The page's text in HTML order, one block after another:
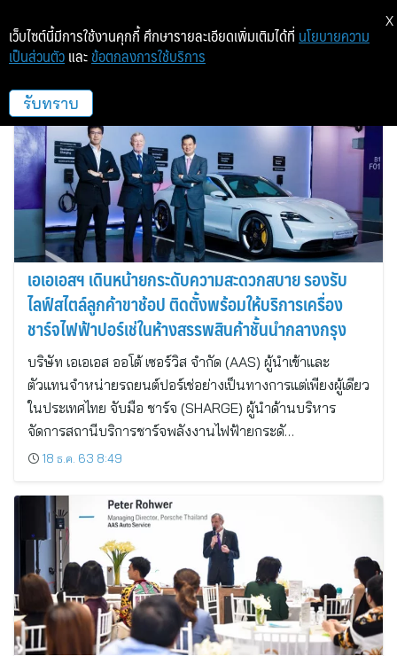
พอร์เชอ
เอเอเอสฯ เดินหน้ายกระดับความสะดวกสบาย รองรับ
ไลฟ์สไตล์ลูกค้าขาช้อป ติดตั้งพร้อมให้บริการเครื่อง
ชาร์จไฟฟ้าปอร์เช่ในห้างสรรพสินค้าชั้นนำกลางกรุง
บริษัท เอเอเอส ออโต้ เซอร์วิส จำกัด (AAS) ผู้นำเข้าและ
ตัวแทนจำหน่ายรถยนต์ปอร์เช่อย่างเป็นทางการแต่เพียงผู้เดียว
ในประเทศไทย จับมือ ชาร์จ (SHARGE) ผู้นำด้านบริหาร
จัดการสถานีบริการชาร์จพลังงานไฟฟ้ายกระดั…
18 ธ.ค. 63 8:49
เว็บไซต์นี้มีการใช้งานคุกกี้ ศึกษารายละเอียดเพิ่มเติมได้ที่ นโยบายความ
เป็นส่วนตัว และ ข้อตกลงการใช้บริการ
รับทราบ
X